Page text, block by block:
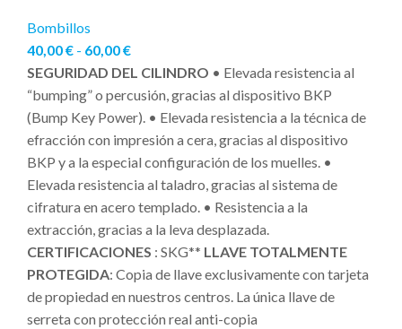
Bombillos
40,00€ - 60,00€
SEGURIDAD DEL CILINDRO • Elevada resistencia al
“bumping” o percusión, gracias al dispositivo BKP
(Bump Key Power). • Elevada resistencia a la técnica de
efracción con impresión a cera, gracias al dispositivo
BKP y a la especial configuración de los muelles. •
Elevada resistencia al taladro, gracias al sistema de
cifratura en acero templado. • Resistencia a la
extracción, gracias a la leva desplazada.
CERTIFICACIONES : SKG** LLAVE TOTALMENTE
PROTEGIDA: Copia de llave exclusivamente con tarjeta
de propiedad en nuestros centros. La única llave de
serreta con protección real anti-copia